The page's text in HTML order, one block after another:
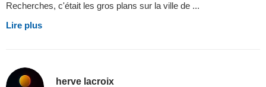
Recherches, c'était les gros plans sur la ville de ...
Lire plus
herve lacroix